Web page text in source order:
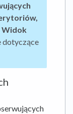
Widok
dotyczące